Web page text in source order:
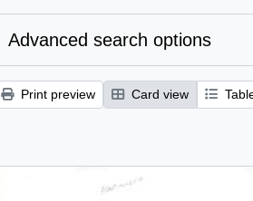
Advanced search options
Print preview Card view